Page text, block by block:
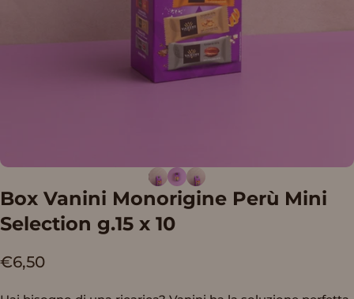
Box Vanini Monorigine Perù Mini
Selection g.15 x 10
€6,50